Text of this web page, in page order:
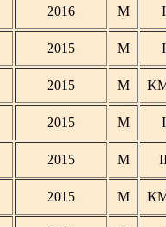
2016 М I
2015 М I
2015 М
2015 М I
2015 М
2015 М